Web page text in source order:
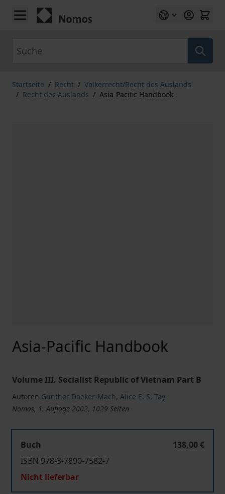
Zum Inhalt springen
Startseite / Recht / Völkerrecht/Recht des Auslands
/ Recht des Auslands / Asia-Pacific Handbook
Asia-Pacific Handbook
Volume III. Socialist Republic of Vietnam Part B
Autoren Günther Doeker-Mach, Alice E. S. Tay
Nomos, 1. Auflage 2002, 1029 Seiten
Buch
138,00 €
ISBN 978-3-7890-7582-7
Nicht lieferbar